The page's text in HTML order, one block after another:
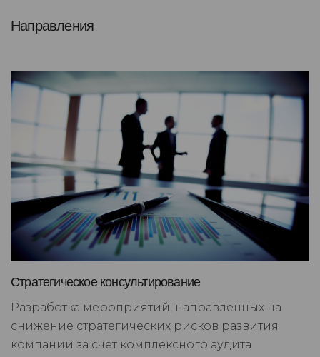
Направления
Стратегическое консультирование
Разработка мероприятий, направленных на
снижение стратегических рисков развития
компании за счет комплексного аудита